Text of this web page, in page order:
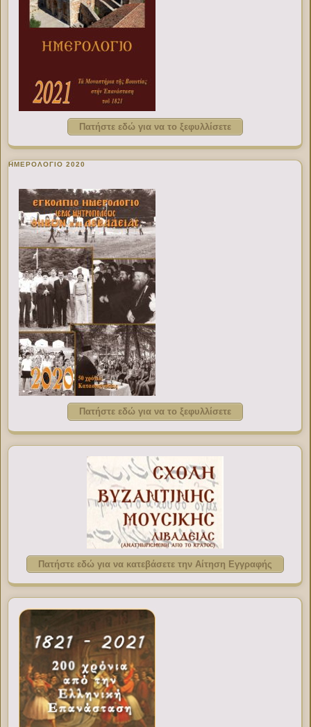
Πατήστε εδώ για να το ξεφυλλίσετε
ΗΜΕΡΟΛΟΓΙΟ 2020
Πατήστε εδώ για να το ξεφυλλίσετε
Πατήστε εδώ για να κατεβάσετε την Αίτηση Εγγραφής